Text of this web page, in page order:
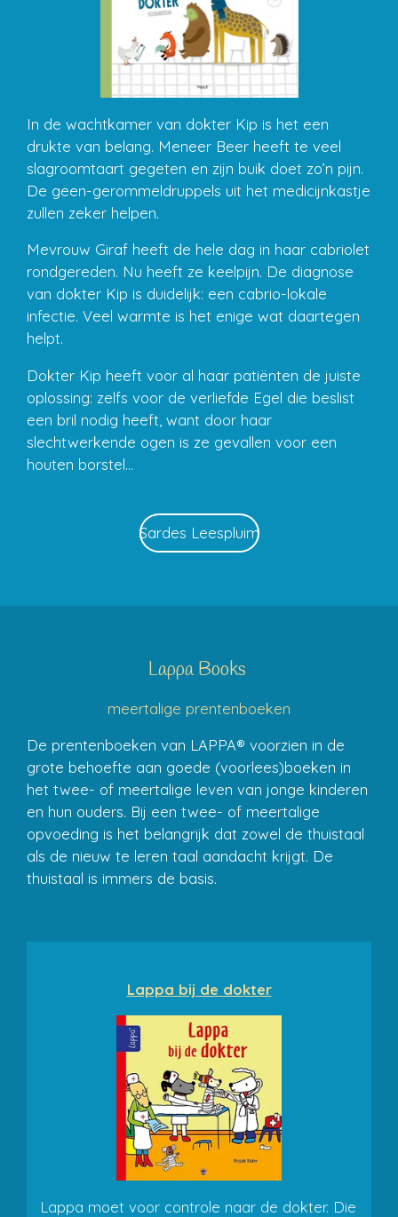
In de wachtkamer van dokter Kip is het een
drukte van belang. Meneer Beer heeft te veel
slagroomtaart gegeten en zijn buik doet zo’n pijn.
De geen-gerommeldruppels uit het medicijnkastje
zullen zeker helpen.
Mevrouw Giraf heeft de hele dag in haar cabriolet
rondgereden. Nu heeft ze keelpijn. De diagnose
van dokter Kip is duidelijk: een cabrio-lokale
infectie. Veel warmte is het enige wat daartegen
helpt.
Dokter Kip heeft voor al haar patiënten de juiste
oplossing: zelfs voor de verliefde Egel die beslist
een bril nodig heeft, want door haar
slechtwerkende ogen is ze gevallen voor een
houten borstel...
Sardes Leespluim
Lappa Books
meertalige prentenboeken
De prentenboeken van LAPPA® voorzien in de
grote behoefte aan goede (voorlees)boeken in
het twee- of meertalige leven van jonge kinderen
en hun ouders. Bij een twee- of meertalige
opvoeding is het belangrijk dat zowel de thuistaal
als de nieuw te leren taal aandacht krijgt. De
thuistaal is immers de basis.
Lappa bij de dokter
Lappa moet voor controle naar de dokter. Die